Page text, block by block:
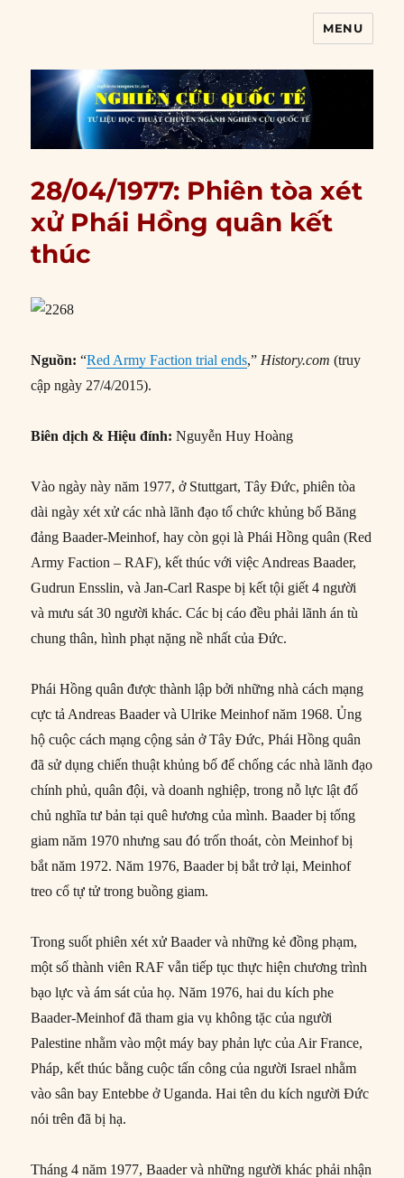
MENU
28/04/1977: Phiên tòa xét
xử Phái Hồng quân kết
thúc
Nguồn: “Red Army Faction trial ends,” History.com (truy
cập ngày 27/4/2015).
Biên dịch & Hiệu đính: Nguyễn Huy Hoàng
Vào ngày này năm 1977, ở Stuttgart, Tây Đức, phiên tòa
dài ngày xét xử các nhà lãnh đạo tổ chức khủng bố Băng
đảng Baader-Meinhof, hay còn gọi là Phái Hồng quân (Red
Army Faction – RAF), kết thúc với việc Andreas Baader,
Gudrun Ensslin, và Jan-Carl Raspe bị kết tội giết 4 người
và mưu sát 30 người khác. Các bị cáo đều phải lãnh án tù
chung thân, hình phạt nặng nề nhất của Đức.
Phái Hồng quân được thành lập bởi những nhà cách mạng
cực tả Andreas Baader và Ulrike Meinhof năm 1968. Ủng
hộ cuộc cách mạng cộng sản ở Tây Đức, Phái Hồng quân
đã sử dụng chiến thuật khủng bố để chống các nhà lãnh đạo
chính phủ, quân đội, và doanh nghiệp, trong nỗ lực lật đổ
chủ nghĩa tư bản tại quê hương của mình. Baader bị tống
giam năm 1970 nhưng sau đó trốn thoát, còn Meinhof bị
bắt năm 1972. Năm 1976, Baader bị bắt trở lại, Meinhof
treo cổ tự tử trong buồng giam.
Trong suốt phiên xét xử Baader và những kẻ đồng phạm,
một số thành viên RAF vẫn tiếp tục thực hiện chương trình
bạo lực và ám sát của họ. Năm 1976, hai du kích phe
Baader-Meinhof đã tham gia vụ không tặc của người
Palestine nhằm vào một máy bay phản lực của Air France,
Pháp, kết thúc bằng cuộc tấn công của người Israel nhằm
vào sân bay Entebbe ở Uganda. Hai tên du kích người Đức
nói trên đã bị hạ.
Tháng 4 năm 1977, Baader và những người khác phải nhận